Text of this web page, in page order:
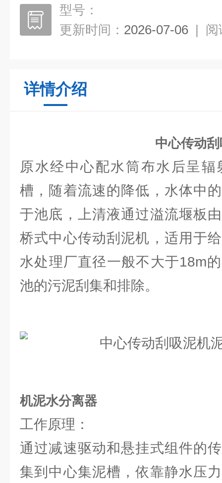
型号：
更新时间： 2026-07-06 | 阅
详情介绍
中心传动
原水经中心配水筒布水后呈
槽，随着流速的降低，水体中
于池底，上清液通过溢流堰板
桥式中心传动刮泥机，适用于
水处理厂直径一般不大于18m
池的污泥刮集和排除。
机泥水分离器
工作原理：
通过减速驱动和悬挂式组件的
集到中心集泥槽，依靠静水压